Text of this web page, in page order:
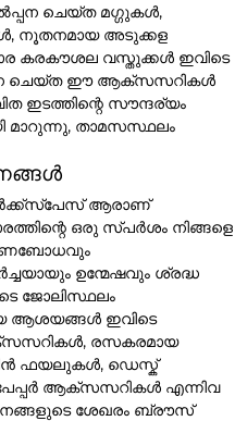
ചെയ്ത മഗ്ഗുകൾ,
നൂതനമായ അടുക്കള
കരകൗശല വസ്തുക്കൾ ഇവിടെ
ചെയ്ത ഈ ആക്സസറികൾ
ഇടത്തിന്റെ സൗന്ദര്യം
മാറുന്നു, താമസസ്ഥലം
ആരാണ്
ഒരു സ്പർശം നിങ്ങളെ
ഉന്മേഷവും ശ്രദ്ധ
ജോലിസ്ഥലം
ആശയങ്ങൾ ഇവിടെ
രസകരമായ
ഫയലുകൾ, ഡെസ്ക്
ആക്സസറികൾ എന്നിവ
ശേഖരം ബ്രൗസ്